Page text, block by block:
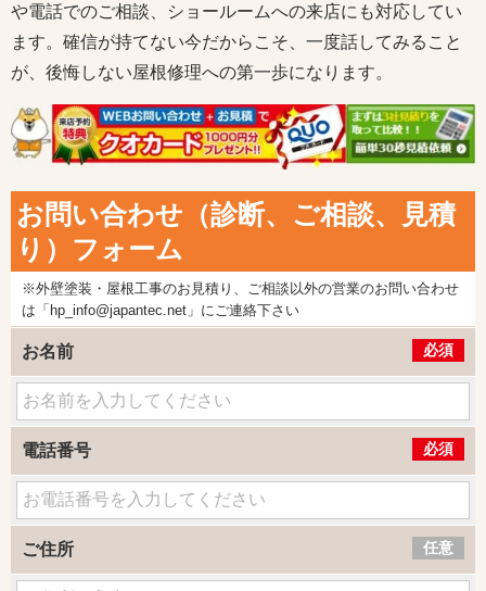
や電話でのご相談、ショールームへの来店にも対応してい
ます。確信が持てない今だからこそ、一度話してみること
が、後悔しない屋根修理への第一歩になります。
お問い合わせ（診断、ご相談、見積
り）フォーム
※外壁塗装・屋根工事のお見積り、ご相談以外の営業のお問い合わせ
は「hp_info@japantec.net」にご連絡下さい
お名前 必須
電話番号 必須
ご住所 任意